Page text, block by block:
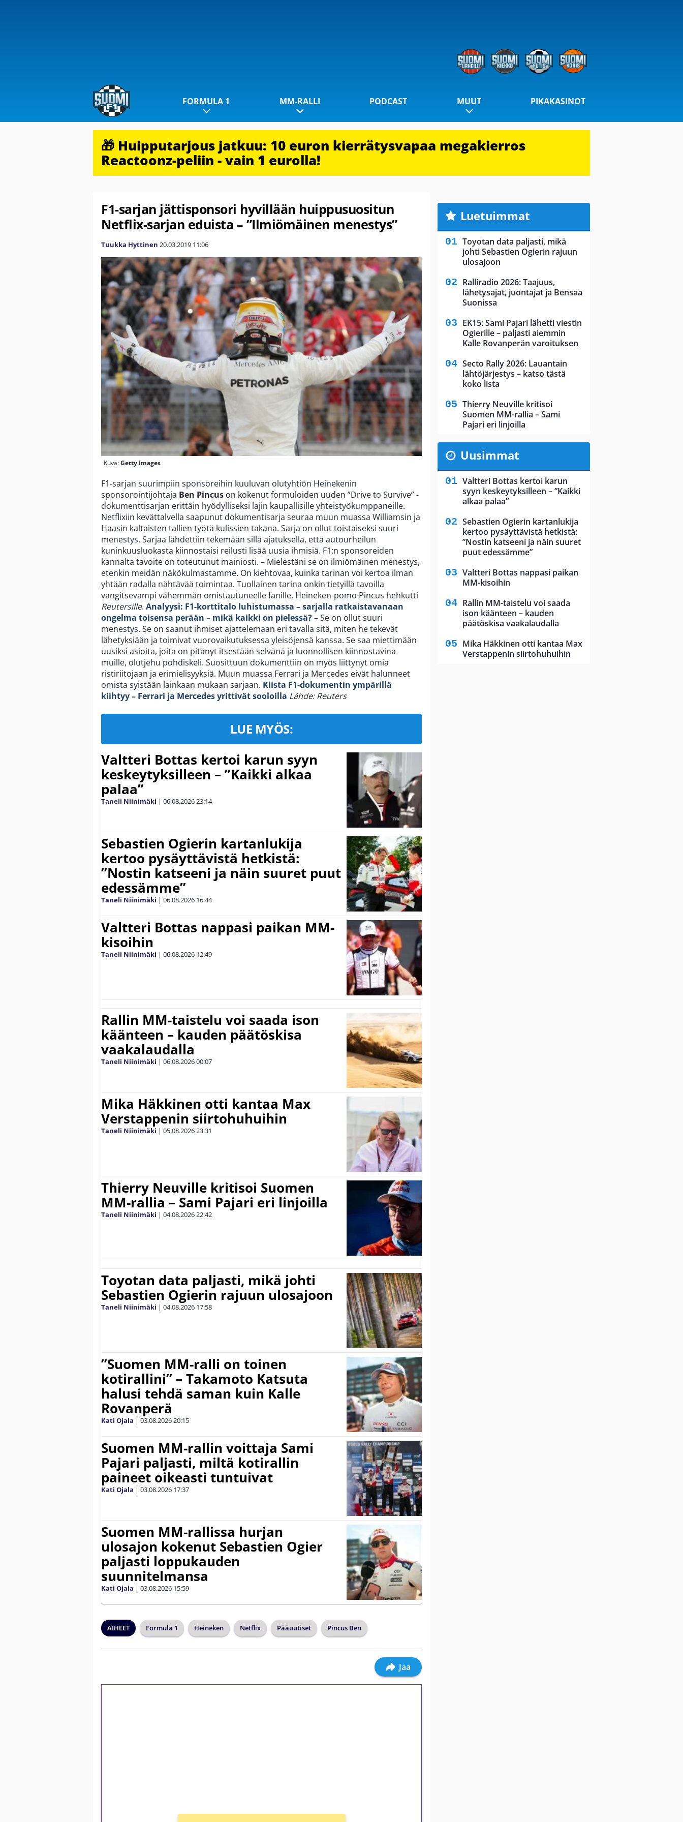
FORMULA 1 MM-RALLI PODCAST MUUT PIKAKASINOT
🎁 Huipputarjous jatkuu: 10 euron kierrätysvapaa megakierros
Reactoonz-peliin - vain 1 eurolla!
F1-sarjan jättisponsori hyvillään huippusuositun
Netflix-sarjan eduista – ”Ilmiömäinen menestys”
Tuukka Hyttinen 20.03.2019 11:06
Kuva:Getty Images
F1-sarjan suurimpiin sponsoreihin kuuluvan olutyhtiön Heinekenin
sponsorointijohtaja Ben Pincus on kokenut formuloiden uuden ”Drive to Survive” -
dokumenttisarjan erittäin hyödylliseksi lajin kaupallisille yhteistyökumppaneille.
Netflixiin kevättalvella saapunut dokumentisarja seuraa muun muassa Williamsin ja
Haasin kaltaisten tallien työtä kulissien takana. Sarja on ollut toistaiseksi suuri
menestys. Sarjaa lähdettiin tekemään sillä ajatuksella, että autourheilun
kuninkuusluokasta kiinnostaisi reilusti lisää uusia ihmisiä. F1:n sponsoreiden
kannalta tavoite on toteutunut mainiosti. – Mielestäni se on ilmiömäinen menestys,
etenkin meidän näkökulmastamme. On kiehtovaa, kuinka tarinan voi kertoa ilman
yhtään radalla nähtävää toimintaa. Tuollainen tarina onkin tietyillä tavoilla
vangitsevampi vähemmän omistautuneelle fanille, Heineken-pomo Pincus hehkutti
Reutersille. Analyysi: F1-korttitalo luhistumassa – sarjalla ratkaistavanaan
ongelma toisensa perään – mikä kaikki on pielessä?– Se on ollut suuri
menestys. Se on saanut ihmiset ajattelemaan eri tavalla sitä, miten he tekevät
lähetyksiään ja toimivat vuorovaikutuksessa yleisöjensä kanssa. Se saa miettimään
uusiksi asioita, joita on pitänyt itsestään selvänä ja luonnollisen kiinnostavina
muille, olutjehu pohdiskeli. Suosittuun dokumenttiin on myös liittynyt omia
ristiriitojaan ja erimielisyyksiä. Muun muassa Ferrari ja Mercedes eivät halunneet
omista syistään lainkaan mukaan sarjaan. Kiista F1-dokumentin ympärillä
kiihtyy – Ferrari ja Mercedes yrittivät sooloilla Lähde: Reuters
LUE MYÖS:
Valtteri Bottas kertoi karun syyn
keskeytyksilleen – ”Kaikki alkaa
palaa”
Taneli Niinimäki | 06.08.202623:14
Sebastien Ogierin kartanlukija
kertoo pysäyttävistä hetkistä:
”Nostin katseeni ja näin suuret puut
edessämme”
Taneli Niinimäki | 06.08.2026 16:44
Valtteri Bottas nappasi paikan MM-
kisoihin
Taneli Niinimäki | 06.08.2026 12:49
Rallin MM-taistelu voi saada ison
käänteen – kauden päätöskisa
vaakalaudalla
Taneli Niinimäki | 06.08.202600:07
Mika Häkkinen otti kantaa Max
Verstappenin siirtohuhuihin
Taneli Niinimäki | 05.08.202623:31
Thierry Neuville kritisoi Suomen
MM-rallia – Sami Pajari eri linjoilla
Taneli Niinimäki | 04.08.202622:42
Toyotan data paljasti, mikä johti
Sebastien Ogierin rajuun ulosajoon
Taneli Niinimäki | 04.08.2026 17:58
”Suomen MM-ralli on toinen
kotirallini” – Takamoto Katsuta
halusi tehdä saman kuin Kalle
Rovanperä
Kati Ojala | 03.08.202620:15
Suomen MM-rallin voittaja Sami
Pajari paljasti, miltä kotirallin
paineet oikeasti tuntuivat
Kati Ojala | 03.08.2026 17:37
Suomen MM-rallissa hurjan
ulosajon kokenut Sebastien Ogier
paljasti loppukauden
suunnitelmansa
Kati Ojala | 03.08.2026 15:59
AIHEET Formula 1 Heineken Netflix Pääuutiset Pincus Ben
Jaa
Luetuimmat
Toyotan data paljasti, mikä
johti Sebastien Ogierin rajuun
ulosajoon
Ralliradio 2026: Taajuus,
lähetysajat, juontajat ja Bensaa
Suonissa
EK15: Sami Pajari lähetti viestin
Ogierille – paljasti aiemmin
Kalle Rovanperän varoituksen
Secto Rally 2026: Lauantain
lähtöjärjestys – katso tästä
koko lista
Thierry Neuville kritisoi
Suomen MM-rallia – Sami
Pajari eri linjoilla
Uusimmat
Valtteri Bottas kertoi karun
syyn keskeytyksilleen – ”Kaikki
alkaa palaa”
Sebastien Ogierin kartanlukija
kertoo pysäyttävistä hetkistä:
”Nostin katseeni ja näin suuret
puut edessämme”
Valtteri Bottas nappasi paikan
MM-kisoihin
Rallin MM-taistelu voi saada
ison käänteen – kauden
päätöskisa vaakalaudalla
Mika Häkkinen otti kantaa Max
Verstappenin siirtohuhuihin